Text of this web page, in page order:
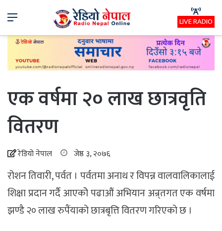
Menu LIVE RADIO
एक वर्षमा २० लाख छात्रवृति
वितरण
रेडियो नेपाल जेष्ठ ३, २०७६
रोशन तिवारी, पर्वत । पर्वतमा अनाथ र विपन्न वालवालिकालाई
शिक्षा प्रदान गर्दै आएकोे पढाऔं अभियान अन्र्तगत एक वर्षमा
झण्डै २० लाख रुपैंयाको छात्रबृत्ति वितरण गरिएको छ ।